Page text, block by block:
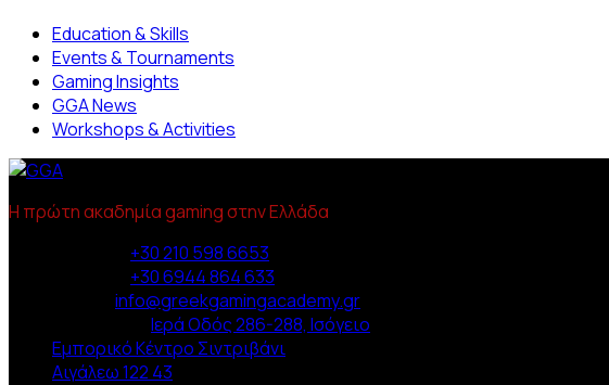
Education & Skills
Events & Tournaments
Gaming Insights
GGA News
Workshops & Activities
Η πρώτη ακαδημία gaming στην Ελλάδα
+30 210 598 6653
+30 6944 864 633
info@greekgamingacademy.gr
Ιερά Οδός 286-288, Ισόγειο
Εμπορικό Κέντρο Σιντριβάνι
Αιγάλεω 122 43